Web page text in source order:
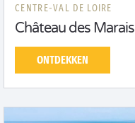
CENTRE-VAL DE LOIRE
Château des Marais
ONTDEKKEN